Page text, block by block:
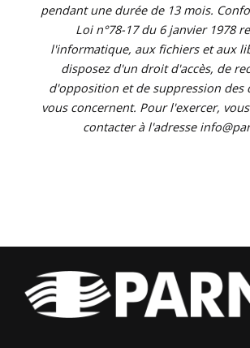
pendant une durée de 13 mois.
Loi n°78-17 du 6 janvier 1978
l'informatique, aux fichiers et aux
disposez d'un droit d'accès, de
d'opposition et de suppression des
vous concernent. Pour l'exercer,
contacter à l'adresse